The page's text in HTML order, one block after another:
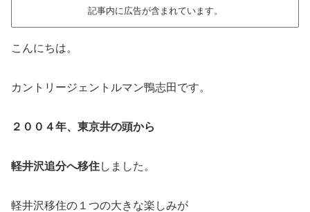
記事内に広告が含まれています。
こんにちは。
カントリージェントルマン鴨志田です。
２００４年、東京井の頭から
軽井沢追分へ移住しました。
軽井沢移住の１つの大きな楽しみが